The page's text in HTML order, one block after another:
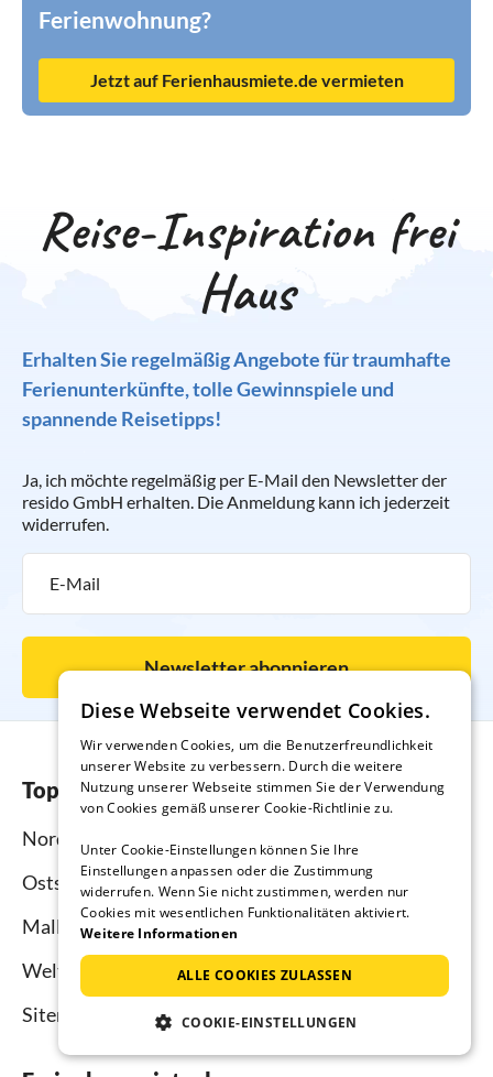
Ferienwohnung?
Jetzt auf Ferienhausmiete.de vermieten
Reise-Inspiration frei
Haus
Erhalten Sie regelmäßig Angebote für traumhafte
Ferienunterkünfte, tolle Gewinnspiele und
spannende Reisetipps!
Ja, ich möchte regelmäßig per E-Mail den Newsletter der
resido GmbH erhalten. Die Anmeldung kann ich jederzeit
widerrufen.
Newsletter abonnieren
Top-Regionen
Nordsee
Ostsee
Mallorca
Weltweit
Sitemap
Diese Webseite verwendet Cookies.
Wir verwenden Cookies, um die Benutzerfreundlichkeit
unserer Website zu verbessern. Durch die weitere
Nutzung unserer Webseite stimmen Sie der Verwendung
von Cookies gemäß unserer Cookie-Richtlinie zu.
Unter Cookie-Einstellungen können Sie Ihre
Einstellungen anpassen oder die Zustimmung
widerrufen. Wenn Sie nicht zustimmen, werden nur
Cookies mit wesentlichen Funktionalitäten aktiviert.
Weitere Informationen
ALLE COOKIES ZULASSEN
COOKIE-EINSTELLUNGEN